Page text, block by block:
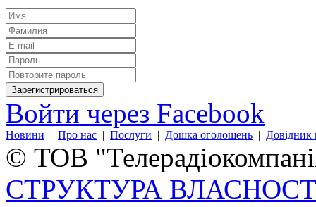
Войти через Facebook
Новини | Про нас | Послуги | Дошка оголошень | Довідник
© ТОВ
СТРУКТУРА